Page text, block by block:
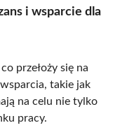
i wsparcie dla
przełoży się na
takie jak
na celu nie tylko
pracy.